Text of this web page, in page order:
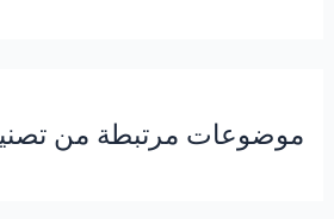
موضوعات مرتبطة من